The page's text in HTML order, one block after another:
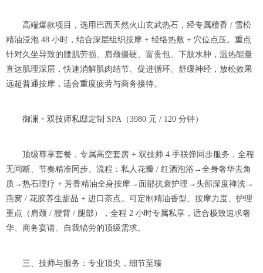
高端爆款项目，选用巴西天然火山玄武热石，经专属檀香 / 雪松
精油浸泡 48 小时，结合深层组织按摩 + 经络热敷 + 穴位点压。重点
针对久坐导致的腰肌劳损、肩颈僵硬、富贵包、下肢水肿，温热能量
直达肌理深层，快速消解肌肉结节、促进循环、舒缓神经，放松效果
远超普通按摩，适合重度疲劳与商务接待。
御澜・双技师私邸定制 SPA（3980 元 / 120 分钟）
顶级尊享套餐，专属高空套房 + 双技师 4 手联弹同步服务，全程
无间断、节奏精准同步。流程：私人花瓣 / 红酒泡浴→全身奢华去角
质→热石理疗 + 芳香精油全身按摩→面部抗衰护理→头部深度禅洗→
燕窝 / 花胶养生甜品 + 进口茶点。可定制精油香型、按摩力度、护理
重点（肩颈 / 腰背 / 腿部），全程 2 小时专属私享，适合极致追求奢
华、商务宴请、自我犒劳的顶级需求。
三、技师与服务：专业顶尖，细节至臻